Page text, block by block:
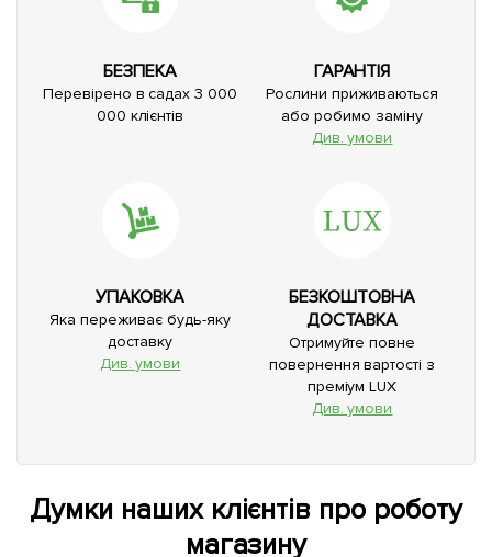
БЕЗПЕКА
Перевірено в садах 3 000
000 клієнтів
ГАРАНТІЯ
Рослини приживаються
або робимо заміну
Див. умови
УПАКОВКА
Яка переживає будь-яку
доставку
Див. умови
БЕЗКОШТОВНА
ДОСТАВКА
Отримуйте повне
повернення вартості з
преміум LUX
Див. умови
Думки наших клієнтів про роботу
магазину